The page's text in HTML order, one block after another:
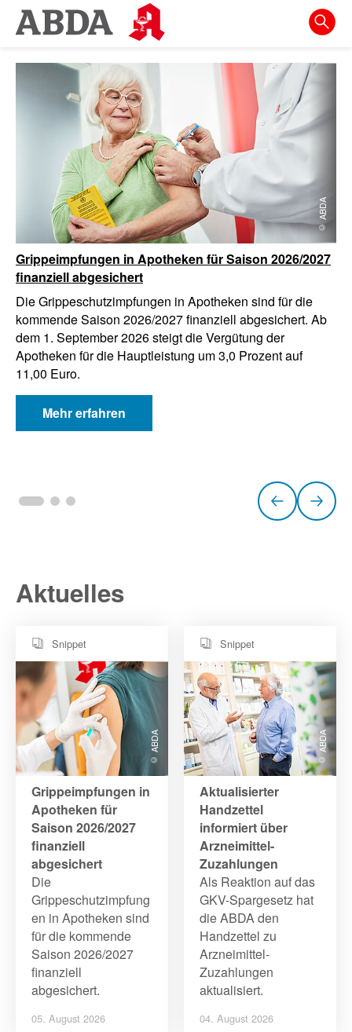
Springe
direkt
Hauptnavigation
Navigation
Inhalt
zur
Suche
W
i
o
m
m
e
n
a
f
e
A
B
D
A
S
e
Wichtige
Informationen
© ABDA
Grippeimpfungen in Apotheken für Saison 2026/2027
finanziell abgesichert
Die Grippeschutzimpfungen in Apotheken sind für die
kommende Saison 2026/2027 finanziell abgesichert. Ab
dem 1. September 2026 steigt die Vergütung der
Apotheken für die Hauptleistung um 3,0 Prozent auf
11,00 Euro.
Mehr erfahren
Aktuelles
© ABDA
Snippet
Grippeimpfungen in
Apotheken für
Saison 2026/2027
finanziell
abgesichert
Die
Grippeschutzimpfung
en in Apotheken sind
für die kommende
Saison 2026/2027
finanziell
abgesichert.
05. August 2026
© ABDA
Snippet
Aktualisierter
Handzettel
informiert über
Arzneimittel-
Zuzahlungen
Als Reaktion auf das
GKV-Spargesetz hat
die ABDA den
Handzettel zu
Arzneimittel-
Zuzahlungen
aktualisiert.
04. August 2026